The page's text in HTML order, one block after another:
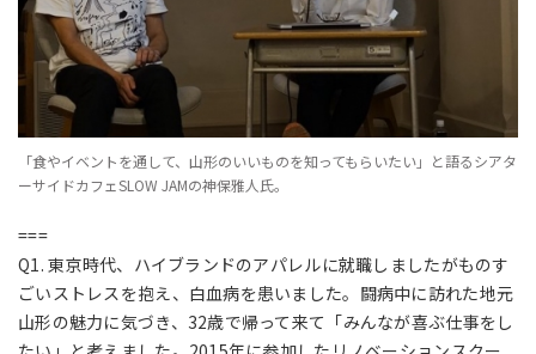
「食やイベントを通して、山形のいいものを知ってもらいたい」と語るシアタ
ーサイドカフェSLOW JAMの神保雅人氏。
===
Q1. 東京時代、ハイブランドのアパレルに就職しましたがものす
ごいストレスを抱え、白血病を患いました。闘病中に訪れた地元
山形の魅力に気づき、32歳で帰って来て「みんなが喜ぶ仕事をし